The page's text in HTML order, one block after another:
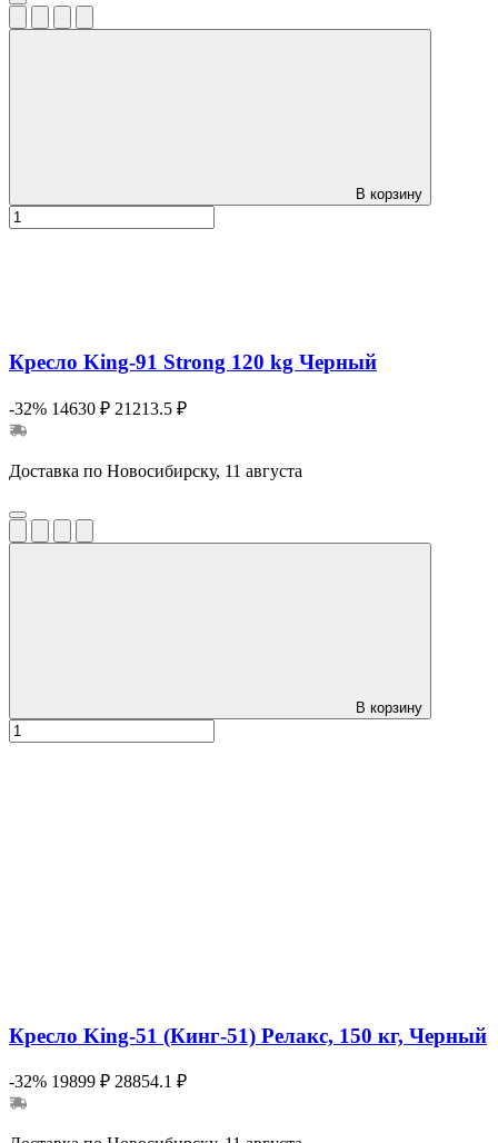
В корзину
Кресло King-91 Strong 120 kg Черный
-32% 14630 ₽ 21213.5 ₽
Доставка по Новосибирску, 11 августа
В корзину
Кресло King-51 (Кинг-51) Релакс, 150 кг, Черный
-32% 19899 ₽ 28854.1 ₽